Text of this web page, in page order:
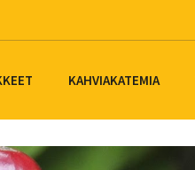
KAHVIAKATEMIA